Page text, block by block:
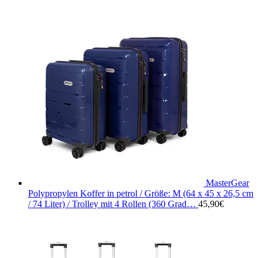
MasterGear
Polypropylen Koffer in petrol / Größe: M (64 x 45 x 26,5 cm
/ 74 Liter) / Trolley mit 4 Rollen (360 Grad… 45,90€